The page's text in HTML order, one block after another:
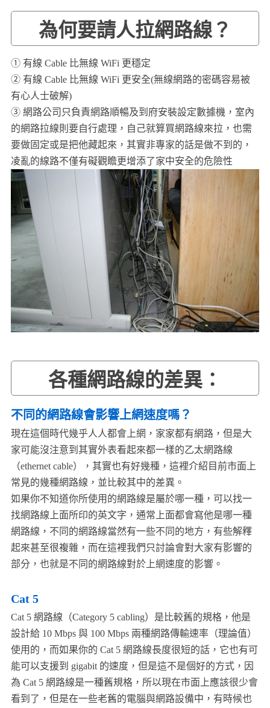
為何要請人拉網路線？
① 有線 Cable 比無線 WiFi 更穩定
② 有線 Cable 比無線 WiFi 更安全(無線網路的密碼容易被
有心人士破解)
③ 網路公司只負責網路順暢及到府安裝設定數據機，室內
的網路拉線則要自行處理，自己就算買網路線來拉，也需
要做固定或是把他藏起來，其實非專家的話是做不到的，
凌亂的線路不僅有礙觀瞻更增添了家中安全的危險性
各種網路線的差異：
不同的網路線會影響上網速度嗎？
現在這個時代幾乎人人都會上網，家家都有網路，但是大
家可能沒注意到其實外表看起來都一樣的乙太網路線
（ethernet cable），其實也有好幾種，這裡介紹目前市面上
常見的幾種網路線，並比較其中的差異。
如果你不知道你所使用的網路線是屬於哪一種，可以找一
找網路線上面所印的英文字，通常上面都會寫他是哪一種
網路線，不同的網路線當然有一些不同的地方，有些解釋
起來甚至很複雜，而在這裡我們只討論會對大家有影響的
部分，也就是不同的網路線對於上網速度的影響。
Cat 5
Cat 5 網路線（Category 5 cabling）是比較舊的規格，他是
設計給 10 Mbps 與 100 Mbps 兩種網路傳輸速率（理論值）
使用的，而如果你的 Cat 5 網路線長度很短的話，它也有可
能可以支援到 gigabit 的速度，但是這不是個好的方式，因
為 Cat 5 網路線是一種舊規格，所以現在市面上應該很少會
看到了，但是在一些老舊的電腦與網路設備中，有時候也